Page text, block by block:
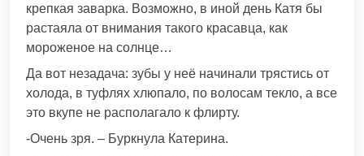
крепкая заварка. Возможно, в иной день Катя бы
растаяла от внимания такого красавца, как
мороженое на солнце…
Да вот незадача: зубы у неё начинали трястись от
холода, в туфлях хлюпало, по волосам текло, а все
это вкупе не располагало к флирту.
-Очень зря. – Буркнула Катерина.